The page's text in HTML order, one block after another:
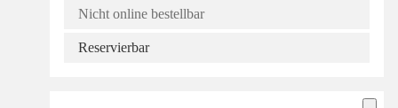
Nicht online bestellbar
Reservierbar